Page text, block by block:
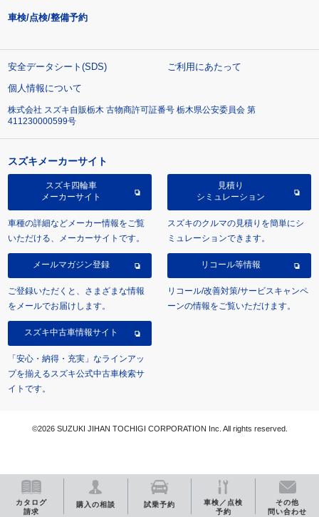
カタログ
請求
購入の相談 試乗予約
車検／点検
予約
その他
問い合わせ
車検/点検/整備予約
安全データシート(SDS)
ご利用にあたって
個人情報について
株式会社 スズキ自販栃木 古物商許可証番号 栃木県公安委員会 第
411230000599号
スズキメーカーサイト
スズキ四輪車
メーカーサイト
車種の詳細などメーカー情報をご覧
いただける、メーカーサイトです。
見積り
シミュレーション
スズキのクルマの見積りを簡単にシ
ミュレーションできます。
メールマガジン登録
ご登録いただくと、さまざまな情報
をメールでお届けします。
リコール等情報
リコール/改善対策/サービスキャンペ
ーンの情報をご覧いただけます。
スズキ中古車情報サイト
「安心・納得・充実」なラインアッ
プを揃えるスズキ公式中古車検索サ
イトです。
©2026 SUZUKI JIHAN TOCHIGI CORPORATION Inc. All rights reserved.